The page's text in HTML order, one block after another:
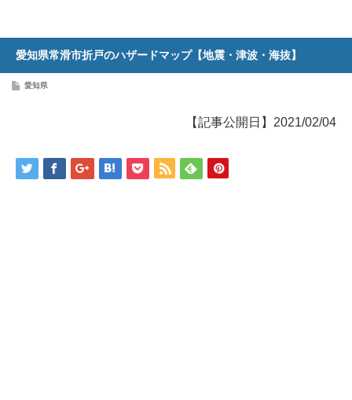
愛知県常滑市折戸のハザードマップ【地震・津波・海抜】
愛知県
【記事公開日】2021/02/04